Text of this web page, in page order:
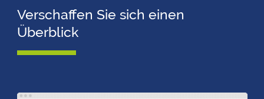
Verschaffen Sie sich einen
Überblick